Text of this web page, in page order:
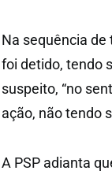
Na sequência
foi detido, tendo
suspeito, “no
ação, não tendo
A PSP adianta